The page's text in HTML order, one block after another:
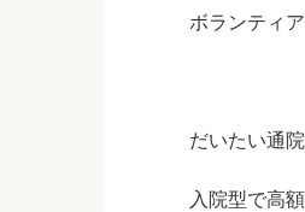
ボランティ
だいたい通
入院型で高